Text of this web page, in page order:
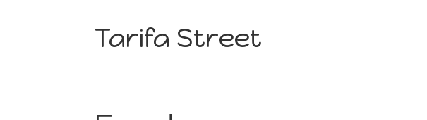
Tarifa Street